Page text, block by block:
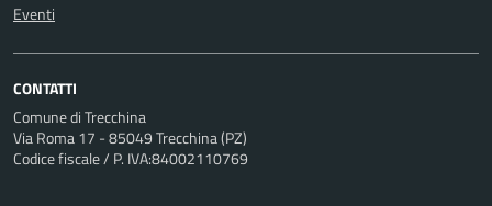
Eventi
CONTATTI
Comune di Trecchina
Via Roma 17 - 85049 Trecchina (PZ)
Codice fiscale / P. IVA:84002110769